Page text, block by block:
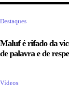
Destaques
Maluf é rifado da
de palavra e de
Vídeos